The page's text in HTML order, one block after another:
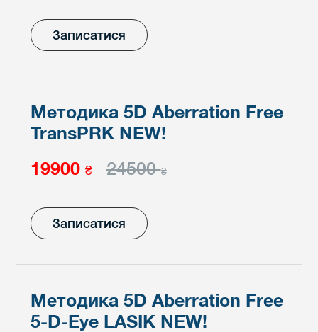
Записатися
Методика 5D Aberration Free
TransPRK NEW!
19900 ₴ 24500₴
Записатися
Методика 5D Aberration Free
5-D-Eye LASIK NEW!